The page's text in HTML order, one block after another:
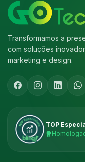
Transformamos a
com soluções
marketing e design.
TOP